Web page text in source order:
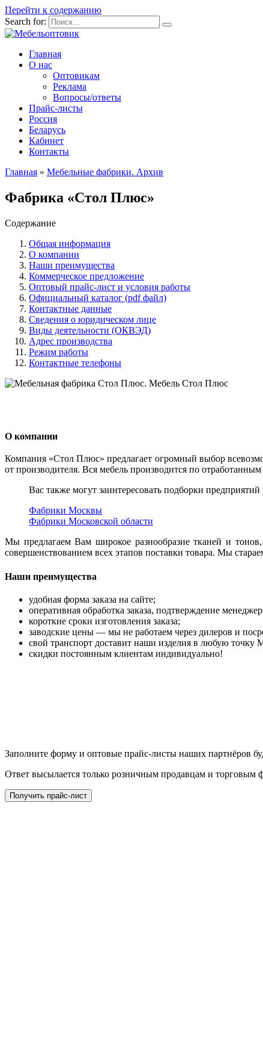
Перейти к содержанию
Search for:
Главная
О нас
Оптовикам
Реклама
Вопросы/ответы
Прайс-листы
Россия
Беларусь
Кабинет
Контакты
Главная » Мебельные фабрики. Архив
Фабрика «Стол Плюс»
Содержание
Общая информация
О компании
Наши преимущества
Коммерческое предложение
Оптовый прайс-лист и условия работы
Официальный каталог (pdf файл)
Контактные данные
Сведения о юридическом лице
Виды деятельности (ОКВЭД)
Адрес производства
Режим работы
Контактные телефоны
О компании
Компания «Стол Плюс» предлагает огромный выбор
от производителя. Вся мебель производится по
Вас также могут заинтересовать подборки предприятий
Фабрики Москвы
Фабрики Московской области
Мы предлагаем Вам широкое разнообразие тканей и
совершенствованием всех этапов поставки товара. Мы
Наши преимущества
удобная форма заказа на сайте;
оперативная обработка заказа, подтверждение
короткие сроки изготовления заказа;
заводские цены — мы не работаем через дилеров и
свой транспорт доставит наши изделия в любую точку
скидки постоянным клиентам индивидуально!
Заполните форму и оптовые прайс-листы наших партнёров
Ответ высылается только розничным продавцам и торговым
Получить прайс-лист